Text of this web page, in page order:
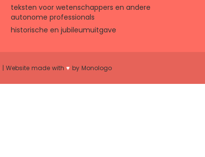
teksten voor wetenschappers en andere
autonome professionals
historische en jubileumuitgave
| Website made with♥ by Monologo